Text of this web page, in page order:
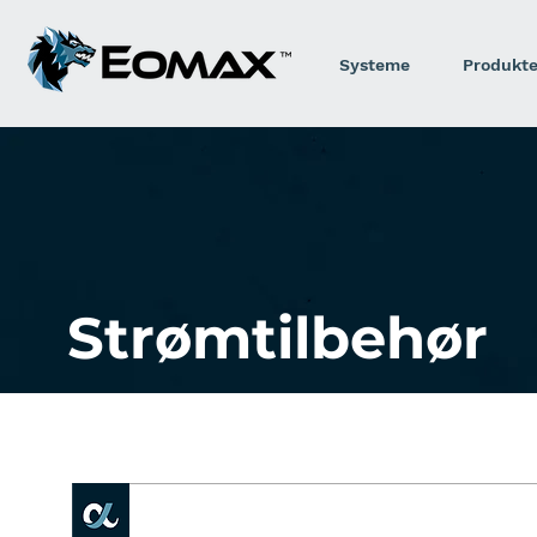
Systeme Produkte
Strømtilbehør